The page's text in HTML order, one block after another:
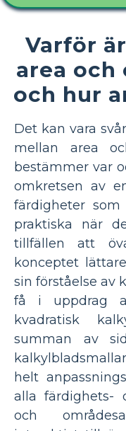
Varför
area
och hur
Det kan vara
mellan area
bestämmer var
omkretsen av
färdigheter
praktiska när
tillfällen att
konceptet
sin förståelse av
få i uppdrag
kvadratisk
summan av
helt
alla färdighets-
och